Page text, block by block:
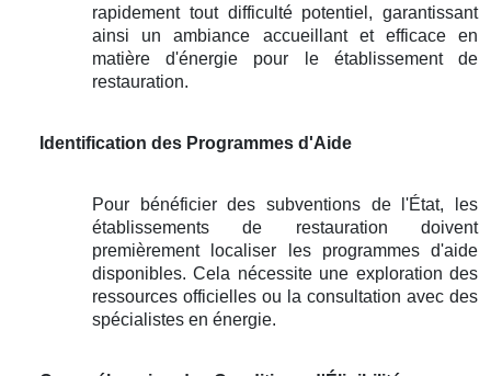
rapidement tout difficulté potentiel, garantissant
ainsi un ambiance accueillant et efficace en
matière d'énergie pour le établissement de
restauration.
Identification des Programmes d'Aide
Pour bénéficier des subventions de l'État, les
établissements de restauration doivent
premièrement localiser les programmes d'aide
disponibles. Cela nécessite une exploration des
ressources officielles ou la consultation avec des
spécialistes en énergie.